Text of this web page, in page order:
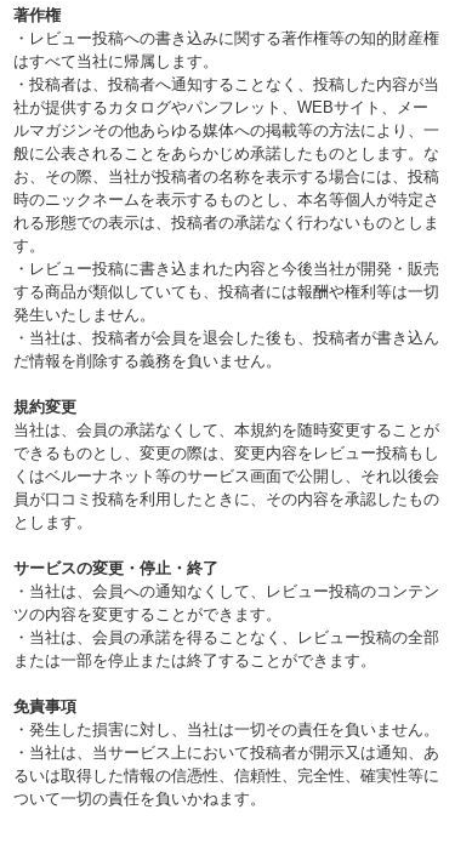
著作権
・レビュー投稿への書き込みに関する著作権等の知的財産権
はすべて当社に帰属します。
・投稿者は、投稿者へ通知することなく、投稿した内容が当
社が提供するカタログやパンフレット、WEBサイト、メー
ルマガジンその他あらゆる媒体への掲載等の方法により、一
般に公表されることをあらかじめ承諾したものとします。な
お、その際、当社が投稿者の名称を表示する場合には、投稿
時のニックネームを表示するものとし、本名等個人が特定さ
れる形態での表示は、投稿者の承諾なく行わないものとしま
す。
・レビュー投稿に書き込まれた内容と今後当社が開発・販売
する商品が類似していても、投稿者には報酬や権利等は一切
発生いたしません。
・当社は、投稿者が会員を退会した後も、投稿者が書き込ん
だ情報を削除する義務を負いません。
規約変更
当社は、会員の承諾なくして、本規約を随時変更することが
できるものとし、変更の際は、変更内容をレビュー投稿もし
くはベルーナネット等のサービス画面で公開し、それ以後会
員が口コミ投稿を利用したときに、その内容を承認したもの
とします。
サービスの変更・停止・終了
・当社は、会員への通知なくして、レビュー投稿のコンテン
ツの内容を変更することができます。
・当社は、会員の承諾を得ることなく、レビュー投稿の全部
または一部を停止または終了することができます。
免責事項
・発生した損害に対し、当社は一切その責任を負いません。
・当社は、当サービス上において投稿者が開示又は通知、あ
るいは取得した情報の信憑性、信頼性、完全性、確実性等に
ついて一切の責任を負いかねます。